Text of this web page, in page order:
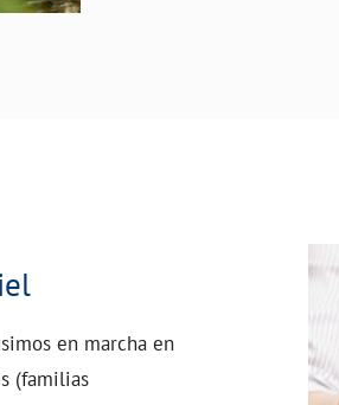
en marcha en
(familias